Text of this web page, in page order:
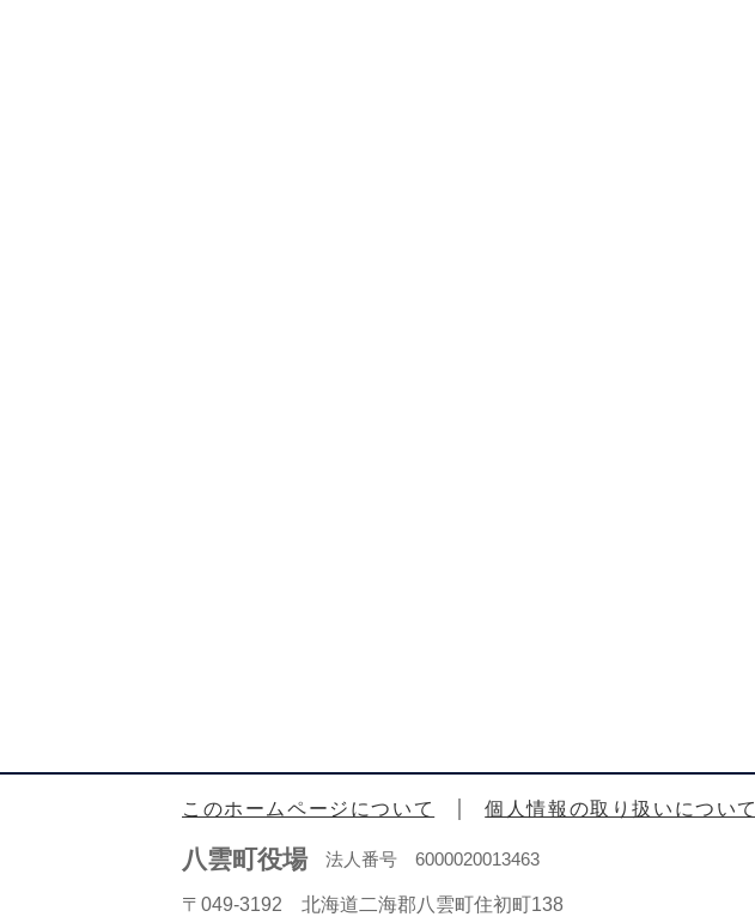
このホームページについて 個人情報の取り扱いについて
八雲町役場法人番号 6000020013463
〒049-3192 北海道二海郡八雲町住初町138